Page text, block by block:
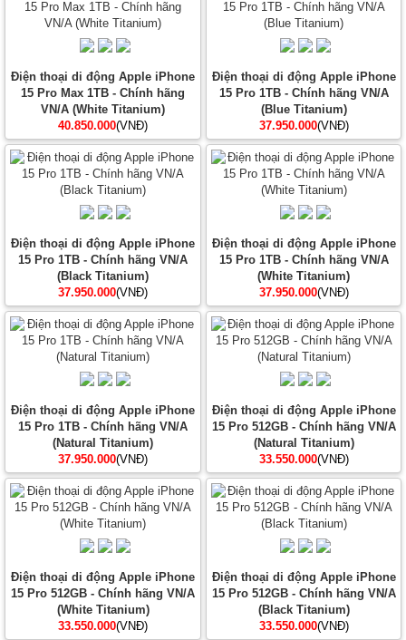
Điện thoại di động Apple iPhone
15 Pro Max 1TB - Chính hãng
VN/A (White Titanium)
40.850.000(VNĐ)
Điện thoại di động Apple iPhone
15 Pro 1TB - Chính hãng VN/A
(Blue Titanium)
37.950.000(VNĐ)
Điện thoại di động Apple iPhone
15 Pro 1TB - Chính hãng VN/A
(Black Titanium)
37.950.000(VNĐ)
Điện thoại di động Apple iPhone
15 Pro 1TB - Chính hãng VN/A
(White Titanium)
37.950.000(VNĐ)
Điện thoại di động Apple iPhone
15 Pro 1TB - Chính hãng VN/A
(Natural Titanium)
37.950.000(VNĐ)
Điện thoại di động Apple iPhone
15 Pro 512GB - Chính hãng VN/A
(Natural Titanium)
33.550.000(VNĐ)
Điện thoại di động Apple iPhone
15 Pro 512GB - Chính hãng VN/A
(White Titanium)
33.550.000(VNĐ)
Điện thoại di động Apple iPhone
15 Pro 512GB - Chính hãng VN/A
(Black Titanium)
33.550.000(VNĐ)